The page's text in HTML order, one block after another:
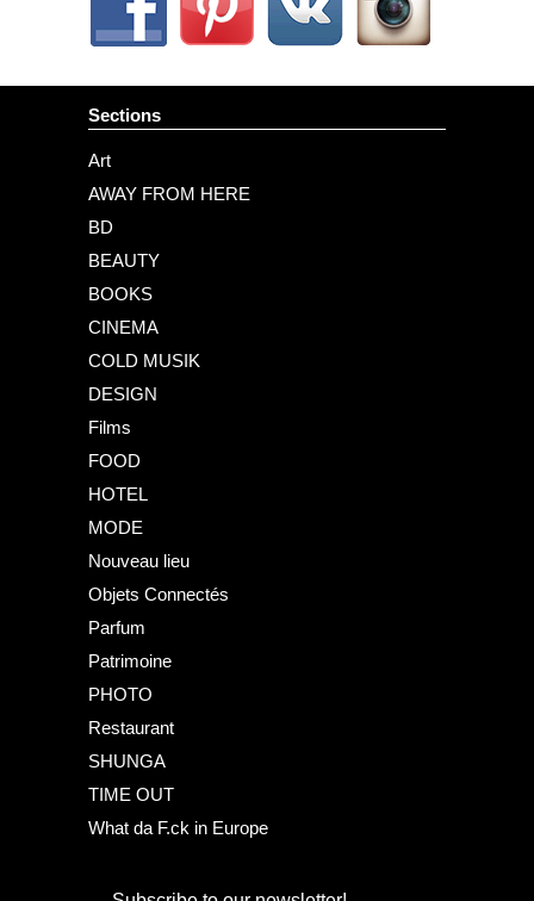
Sections
Art
AWAY FROM HERE
BD
BEAUTY
BOOKS
CINEMA
COLD MUSIK
DESIGN
Films
FOOD
HOTEL
MODE
Nouveau lieu
Objets Connectés
Parfum
Patrimoine
PHOTO
Restaurant
SHUNGA
TIME OUT
What da F.ck in Europe